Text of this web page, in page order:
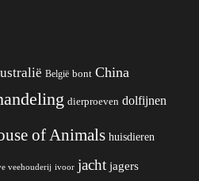
België bont China
dierproeven dolfijnen
of Animals huisdieren
veehouderij ivoor jacht jagers